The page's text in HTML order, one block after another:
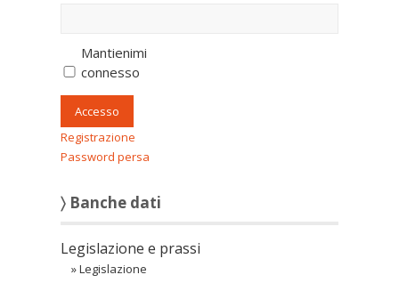
Mantienimi
connesso
Accesso
Registrazione
Password persa
〉 Banche dati
Legislazione e prassi
»Legislazione